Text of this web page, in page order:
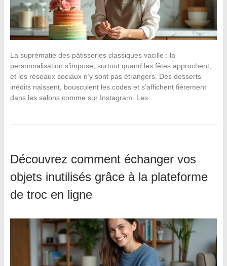
La suprématie des pâtisseries classiques vacille : la
personnalisation s’impose, surtout quand les fêtes approchent,
et les réseaux sociaux n’y sont pas étrangers. Des desserts
inédits naissent, bousculent les codes et s’affichent fièrement
dans les salons comme sur Instagram. Les…
Découvrez comment échanger vos
objets inutilisés grâce à la plateforme
de troc en ligne